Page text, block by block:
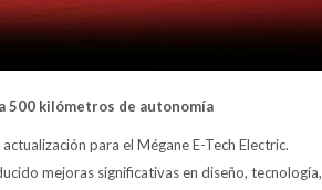
500 kilómetros de autonomía
para el Mégane E-Tech Electric.
mejoras significativas en diseño, tecnología,